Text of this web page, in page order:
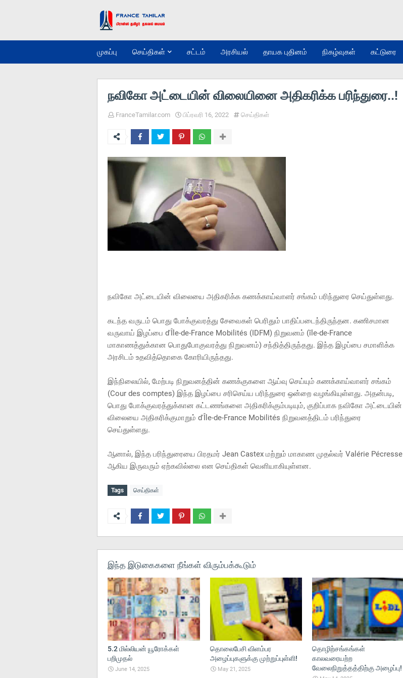
முகப்பு செய்திகள் சட்டம் அரசியல் தாயக புதினம் நிகழ்வுகள் கட்டுரை
நவிகோ அட்டையின் விலையினை அதிகரிக்க பரிந்துரை..!
FranceTamilar.com பிப்ரவரி 16, 2022 செய்திகள்
நவிகோ அட்டையின் விலையை அதிகரிக்க கணக்காய்வாளர் சங்கம் பரிந்துரை செய்துள்ளது.
கடந்த வருடம் பொது போக்குவரத்து சேவைகள் பெரிதும் பாதிப்படைந்திருந்தன. கணிசமான
வருவாய் இழப்பை d'Île-de-France Mobilités (IDFM) நிறுவனம் (île-de-France
மாகாணத்துக்கான பொதுபோகுவரத்து நிறுவனம்) சந்தித்திருந்தது. இந்த இழப்பை சமாளிக்க
அரசிடம் உதவித்தொகை கோரியிருந்தது.
இந்நிலையில், மேற்படி நிறுவனத்தின் கணக்குகளை ஆய்வு செய்யும் கணக்காய்வாளர் சங்கம்
(Cour des comptes) இந்த இழப்பை சரிசெய்ய பரிந்துரை ஒன்றை வழங்கியுள்ளது. அதன்படி,
பொது போக்குவரத்துக்கான கட்டணங்களை அதிகரிக்கும்படியும், குறிப்பாக நவிகோ அட்டையின்
விலையை அதிகரிக்குமாறும் d'Île-de-France Mobilités நிறுவனத்திடம் பரிந்துரை
செய்துள்ளது.
ஆனால், இந்த பரிந்துரையை பிரதமர் Jean Castex மற்றும் மாகாண முதல்வர் Valérie Pécresse
ஆகிய இருவரும் ஏற்கவில்லை என செய்திகள் வெளியாகியுள்ளன.
Tags செய்திகள்
இந்த இடுகைகளை நீங்கள் விரும்பக்கூடும்
5.2 மில்லியன் யூரோக்கள்
பறிமுதல்
June 14, 2025
தொலைபேசி விளம்பர
அழைப்புகளுக்கு முற்றுப்புள்ளி!
May 21, 2025
தொழிற்சங்கங்கள்
காலவரையற்ற
வேலைநிறுத்தத்திற்கு அழைப்பு!